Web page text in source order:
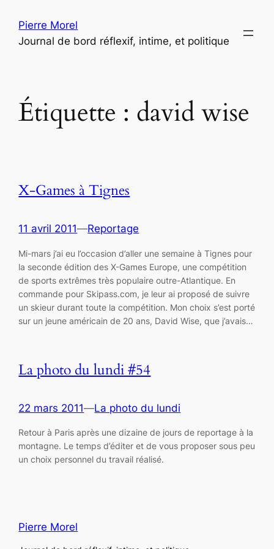
contenu
Pierre Morel
Journal de bord réflexif, intime, et politique
Étiquette : david wise
X-Games à Tignes
11 avril 2011—Reportage
Mi-mars j’ai eu l’occasion d’aller une semaine à Tignes pour
la seconde édition des X-Games Europe, une compétition
de sports extrêmes très populaire outre-Atlantique. En
commande pour Skipass.com, je leur ai proposé de suivre
un skieur durant toute la compétition. Mon choix s’est porté
sur un jeune américain de 20 ans, David Wise, que j’avais…
La photo du lundi #54
22 mars 2011—La photo du lundi
Retour à Paris après une dizaine de jours de reportage à la
montagne. Le temps d’éditer et de vous proposer sous peu
un choix personnel du travail réalisé.
Pierre Morel